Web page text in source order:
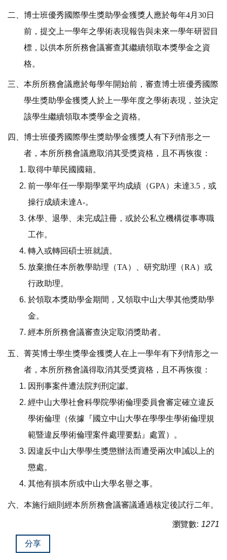
二、博士班優秀國際學生獎助學金獲獎人應於每年4月 30日
前，提交上一學年之學術表現報告與未來一學年研習目
標，以供本所所務會議審查其繼續領取本獎學金之資
格。
三、本所所務會議應於每學年開始前，審查博士班優秀國際
學生獎助學金獲獎人於上一學年度之學術表現，並決定
該學生繼續領取本獎學金之資格。
四、博士班優秀國際學生獎助學金獲獎人有下列情形之一
者，本所所務會議應取消其受獎資格，且不再恢復：
取得中華民國國籍。
前一學年任一學期學業平均成績（GPA ）未達3.5 ，或
操行成績未達A-。
休學、退學、未完成註冊，或於公私立機構從事專職
工作。
轉入或轉回碩士班就讀。
放棄擔任本所教學助理（TA ）、研究助理（RA ）或
行政助理。
於領取本獎助學金期間，又領取中山大學其他獎助學
金。
經本所所務會議審查決定取消獎助者。
五、菁英博士學生獎學金獲獎人在上一學年有下列情形之一
者，本所所務會議得取消其受獎資格，且不再恢復：
因刑事案件遭法院判刑定讞。
經中山大學社會科學院學術倫理委員會審定確立違反
學術倫理（依據『國立中山大學在學學生學術倫理規
範暨違反學術倫理案件處理要點』處置）。
因違反中山大學學生獎懲辦法而遭受兩次申誡以上的
懲處。
其他有損本所或中山大學名譽之事。
六、本施行細則經本所所務會議審議通過核定後試行二年。
瀏覽數: 1271
分享